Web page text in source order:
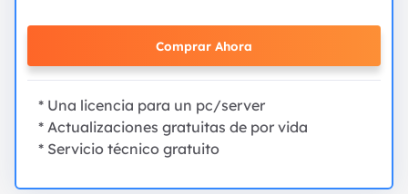
Comprar Ahora
* Una licencia para un pc/server
* Actualizaciones gratuitas de por vida
* Servicio técnico gratuito